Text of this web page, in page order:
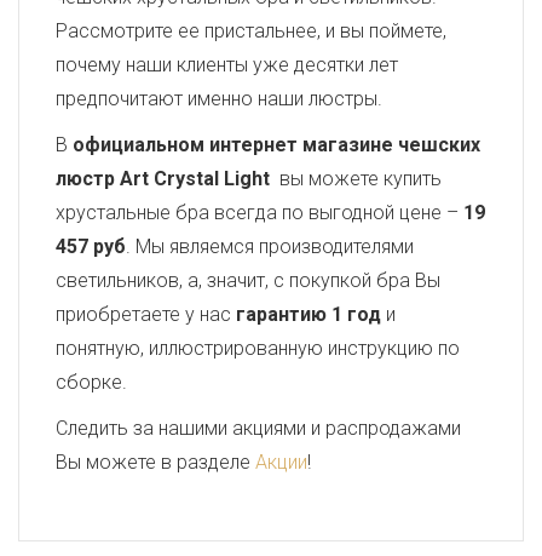
Рассмотрите ее пристальнее, и вы поймете,
почему наши клиенты уже десятки лет
предпочитают именно наши люстры.
В официальном интернет магазине чешских
люстр Art Crystal Light вы можете купить
хрустальные бра всегда по выгодной цене – 19
457 руб. Мы являемся производителями
светильников, а, значит, с покупкой бра Вы
приобретаете у нас гарантию 1 год и
понятную, иллюстрированную инструкцию по
сборке.
Следить за нашими акциями и распродажами
Вы можете в разделе Акции!